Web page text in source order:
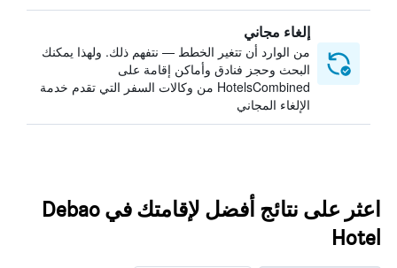
إلغاء مجاني
من الوارد أن تتغير الخطط — نتفهم ذلك. ولهذا يمكنك
البحث وحجز فنادق وأماكن إقامة على
HotelsCombined من وكالات السفر التي تقدم خدمة
الإلغاء المجاني
اعثر على نتائج أفضل لإقامتك في Debao
Hotel